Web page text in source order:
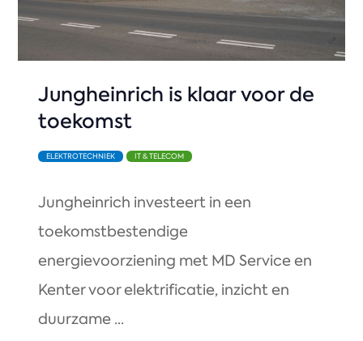
Jungheinrich is klaar voor de
toekomst
ELEKTROTECHNIEK IT & TELECOM
Jungheinrich investeert in een
toekomstbestendige
energievoorziening met MD Service en
Kenter voor elektrificatie, inzicht en
duurzame ...